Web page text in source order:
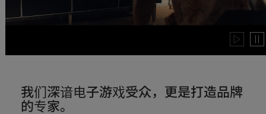
Play
我们深谙电子游戏受众，更是打造品牌
的专家。